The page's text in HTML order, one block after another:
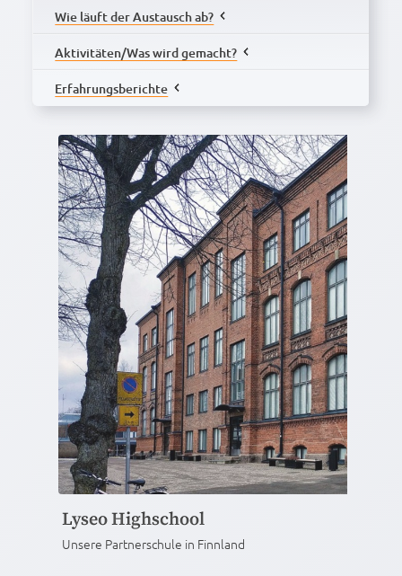
Die Lyseo lukio Highschool
Wie läuft der Austausch ab?
Aktivitäten/Was wird gemacht?
Erfahrungsberichte
22. - 28.09.2024
Bericht 1 der Fahrt nach Finnland vom 29.9. -
12.10.2024
Bericht 2 der Fahrt nach Finnland vom 29.9. -
12.10.2024
Bericht der Fahrt nach IJsselstein vom 13. –
17.5.2024
Bericht der Fahrt nach Finnland im Dezember 2025
Lyseo Highschool
Unsere Partnerschule in Finnland